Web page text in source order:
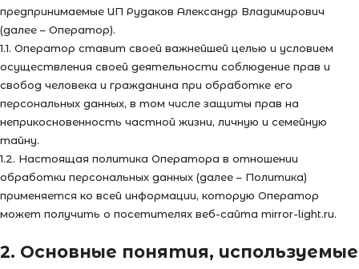
предпринимаемые ИП Рудаков Александр Владимирович
(далее – Оператор).
1.1. Оператор ставит своей важнейшей целью и условием
осуществления своей деятельности соблюдение прав и
свобод человека и гражданина при обработке его
персональных данных, в том числе защиты прав на
неприкосновенность частной жизни, личную и семейную
тайну.
1.2. Настоящая политика Оператора в отношении
обработки персональных данных (далее – Политика)
применяется ко всей информации, которую Оператор
может получить о посетителях веб-сайта mirror-light.ru.
2. Основные понятия, используемые